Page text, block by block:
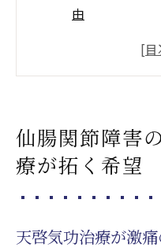
由
仙腸関節障害
天啓気功治療
天啓気功治療
覚醒で得る寛解へ
仙腸関節障害
療が拓く希望
天啓気功治療が激